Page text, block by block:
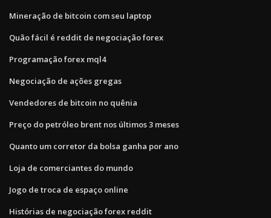
Mineração de bitcoin com seu laptop
Quão fácil é reddit de negociação forex
Programação forex mql4
Negociação de ações gregas
Vendedores de bitcoin no quênia
Preço do petróleo brent nos últimos 3 meses
Quanto um corretor da bolsa ganha por ano
Loja de comerciantes do mundo
Jogo de troca de espaço online
Histórias de negociação forex reddit